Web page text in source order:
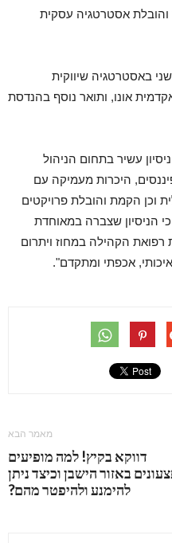
והובלת אסטרטגיה עסקית
באסטרטגיה שיווקית
אונו, ותואר נוסף בהנדסת
ניסיון עשיר בתחום הניהול
היכרות מעמיקה עם
וכן הקמת והובלת פרויקטים
כי הניסיון שצברה במאוחדת
רפואת הקהילה במחוז ויתרום
אכפתי ומתקדם".
מאמר הבא
דווקא בקיץ! למה מופיעים
באזור הישבן וכיצד ניתן
להימנע ולהיפטר מהם?